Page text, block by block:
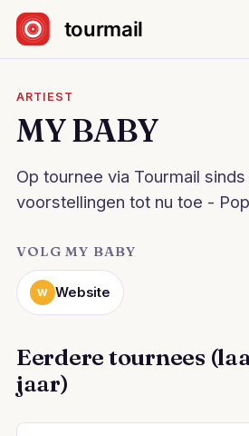
Sla navigatie over
ARTIEST
MY BABY
Op tournee via Tourmail
voorstellingen tot nu toe -
VOLG MY BABY
W Website
Eerdere tournees
jaar)